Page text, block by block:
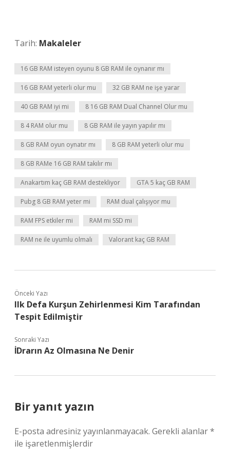
Tarih: Makaleler
16 GB RAM isteyen oyunu 8 GB RAM ile oynanır mı
16 GB RAM yeterli olur mu 32 GB RAM ne işe yarar
40 GB RAM iyi mi 8 16 GB RAM Dual Channel Olur mu
8 4 RAM olur mu 8 GB RAM ile yayın yapılır mı
8 GB RAM oyun oynatır mı 8 GB RAM yeterli olur mu
8 GB RAMe 16 GB RAM takılır mı
Anakartım kaç GB RAM destekliyor GTA 5 kaç GB RAM
Pubg 8 GB RAM yeter mi RAM dual çalışıyor mu
RAM FPS etkiler mi RAM mi SSD mi
RAM ne ile uyumlu olmalı Valorant kaç GB RAM
Önceki Yazı
Ilk Defa Kurşun Zehirlenmesi Kim Tarafından
Tespit Edilmiştir
Sonraki Yazı
İDrarın Az Olmasına Ne Denir
Bir yanıt yazın
E-posta adresiniz yayınlanmayacak. Gerekli alanlar*
ile işaretlenmişlerdir